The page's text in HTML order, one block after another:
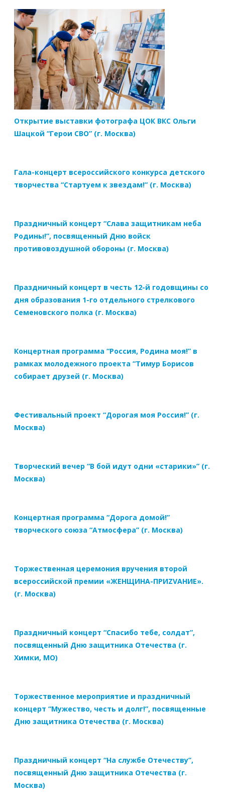
Открытие выставки фотографа ЦОК ВКС Ольги
Шацкой “Герои СВО” (г. Москва)
Гала-концерт всероссийского конкурса детского
творчества “Стартуем к звездам!” (г. Москва)
Праздничный концерт “Слава защитникам неба
Родины!”, посвященный Дню войск
противовоздушной обороны (г. Москва)
Праздничный концерт в честь 12-й годовщины со
дня образования 1-го отдельного стрелкового
Семеновского полка (г. Москва)
Концертная программа “Россия, Родина моя!” в
рамках молодежного проекта “Тимур Борисов
собирает друзей (г. Москва)
Фестивальный проект “Дорогая моя Россия!” (г.
Москва)
Творческий вечер “В бой идут одни «старики»” (г.
Москва)
Концертная программа “Дорога домой!”
творческого союза “Атмосфера” (г. Москва)
Торжественная церемония вручения второй
всероссийской премии «ЖЕНЩИНА-ПРИZVАНИЕ».
(г. Москва)
Праздничный концерт “Спасибо тебе, солдат”,
посвященный Дню защитника Отечества (г.
Химки, МО)
Торжественное мероприятие и праздничный
концерт “Мужество, честь и долг!”, посвященные
Дню защитника Отечества (г. Москва)
Праздничный концерт “На службе Отечеству”,
посвященный Дню защитника Отечества (г.
Москва)